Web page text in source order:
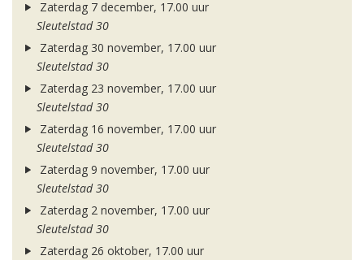
Zaterdag 7 december, 17.00 uur
Sleutelstad 30
Zaterdag 30 november, 17.00 uur
Sleutelstad 30
Zaterdag 23 november, 17.00 uur
Sleutelstad 30
Zaterdag 16 november, 17.00 uur
Sleutelstad 30
Zaterdag 9 november, 17.00 uur
Sleutelstad 30
Zaterdag 2 november, 17.00 uur
Sleutelstad 30
Zaterdag 26 oktober, 17.00 uur